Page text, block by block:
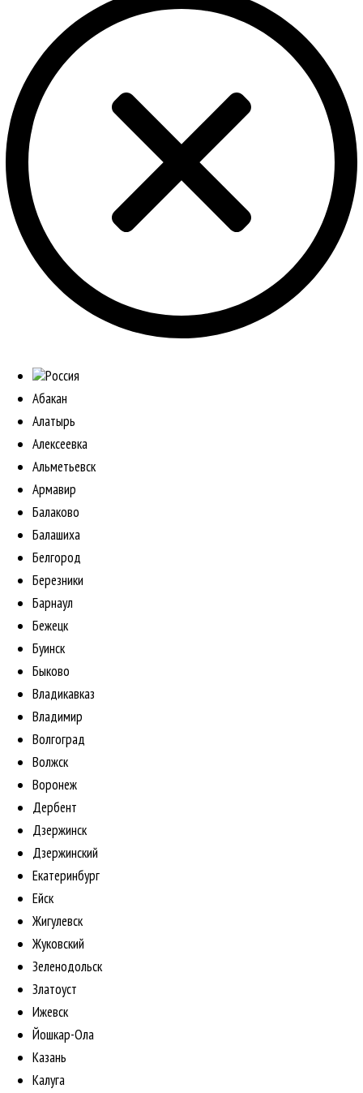
Россия
Абакан
Алатырь
Алексеевка
Альметьевск
Армавир
Балаково
Балашиха
Белгород
Березники
Барнаул
Бежецк
Буинск
Быково
Владикавказ
Владимир
Волгоград
Волжск
Воронеж
Дербент
Дзержинск
Дзержинский
Екатеринбург
Ейск
Жигулевск
Жуковский
Зеленодольск
Златоуст
Ижевск
Йошкар-Ола
Казань
Калуга